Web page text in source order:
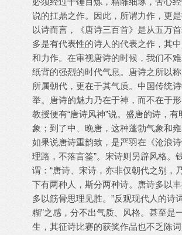
说的扛鼎之作。因此，所谓力作，更是
以诗而言，《唐诗三百首》是从五万
多是有代表性的诗人的代表之作，其
和力作。在审视唐诗的时候，我们不
纸背的强烈的时代气息。唐诗之所以
所属朝代，更在于其气质。中国传统
举。唐诗的魅力乃在于神，而不在于
教授便有“唐诗风神”说。盛唐的诗，
象；到了中、晚唐，这种蓬勃气象和雍
如果说唐诗重韵致，是严羽在《沧浪
理路，不落言筌”。宋诗则另辟风格。
谓：“唐诗、宋诗，亦非仅朝代之别，
下有两种人，斯分两种诗。唐诗多以
多以筋骨思理见胜。”反观现代人的诗
糊”之感，分不出气质、风格。甚至是
生，其征诗比赛的获奖作品也不乏陈